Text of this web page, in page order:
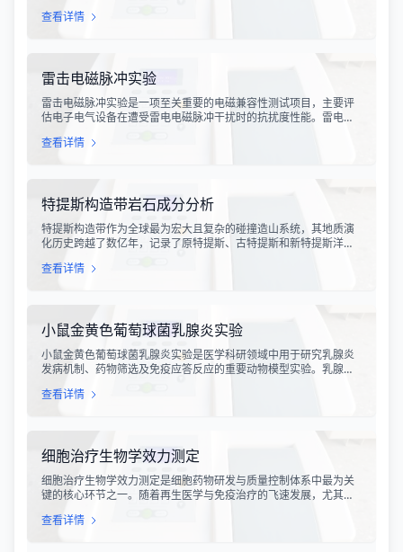
炸事故的风险。不发火骨料试验是评定该类材料安全性能的关键检
查看详情
雷击电磁脉冲实验
雷击电磁脉冲实验是一项至关重要的电磁兼容性测试项目，主要评
估电子电气设备在遭受雷电电磁脉冲干扰时的抗扰度性能。雷电作
具有上升时间快、持续时间短、能量密度高等特点，可能对周围的
查看详情
特提斯构造带岩石成分分析
特提斯构造带作为全球最为宏大且复杂的碰撞造山系统，其地质演
化历史跨越了数亿年，记录了原特提斯、古特提斯和新特提斯洋的
板块俯冲、碰撞造山机制以及成矿作用规律的关键手段。特提斯构
查看详情
小鼠金黄色葡萄球菌乳腺炎实验
小鼠金黄色葡萄球菌乳腺炎实验是医学科研领域中用于研究乳腺炎
发病机制、药物筛选及免疫应答反应的重要动物模型实验。乳腺炎
和畜牧业经济均构成显著影响。金黄色葡萄球菌作为引发乳腺炎的
查看详情
细胞治疗生物学效力测定
细胞治疗生物学效力测定是细胞药物研发与质量控制体系中最为关
键的核心环节之一。随着再生医学与免疫治疗的飞速发展，尤其是
确地评估这些“活细胞药物”的临床治疗潜力，成为了监管部门与制药
查看详情